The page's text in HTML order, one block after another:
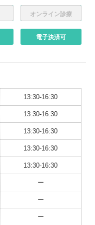
オンライン診療
電子決済可
13:30-16:30
13:30-16:30
13:30-16:30
13:30-16:30
13:30-16:30
ー
ー
ー